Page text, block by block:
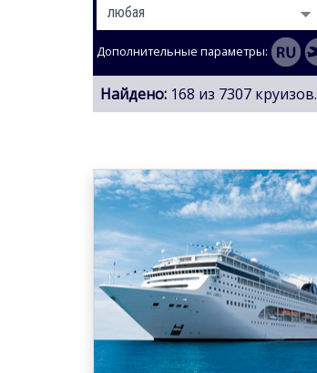
Дополнительные параметры:
Найдено: 168 из 7307 круизов.